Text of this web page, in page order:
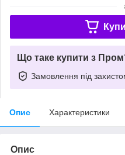
Що таке купити з
Замовлення під
Опис Характеристики
Опис